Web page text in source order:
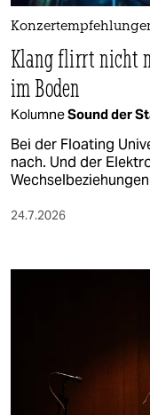
Klang flirrt nicht
im Boden
KolumneSound der
Bei der Floating
nach. Und der
24.7.2026